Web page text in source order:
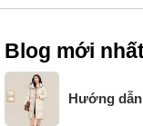
Blog mới
Hướng